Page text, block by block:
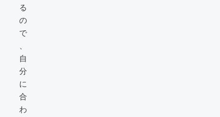
る
の
で
自
分
に
合
わ